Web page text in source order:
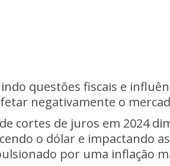
questões fiscais e
negativamente o
cortes de juros em 2024
o dólar e impactando
por uma inflação